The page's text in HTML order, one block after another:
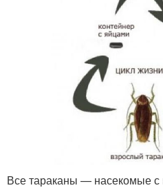
Все тараканы — насекомые